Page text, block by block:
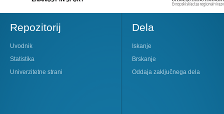
Repozitorij
Uvodnik
Statistika
Univerzitetne strani
Dela
Iskanje
Brskanje
Oddaja zaključnega dela